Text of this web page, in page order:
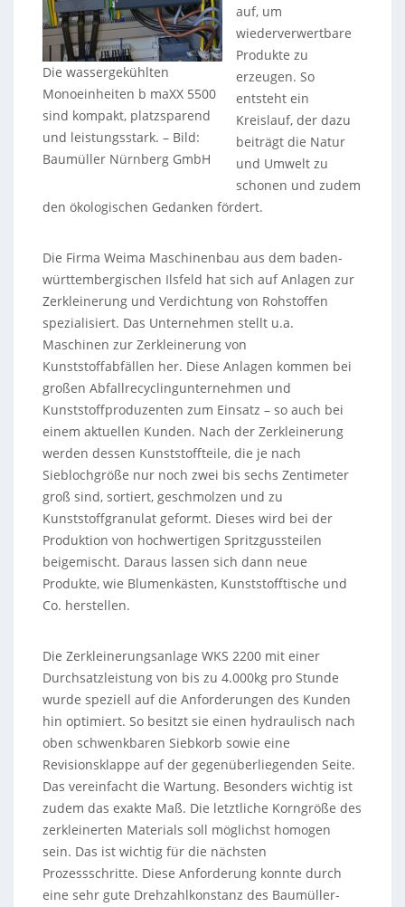
Die wassergekühlten
Monoeinheiten b maXX 5500
sind kompakt, platzsparend
und leistungsstark. – Bild:
Baumüller Nürnberg GmbH
auf, um
wiederverwertbare
Produkte zu
erzeugen. So
entsteht ein
Kreislauf, der dazu
beiträgt die Natur
und Umwelt zu
schonen und zudem
den ökologischen Gedanken fördert.
Die Firma Weima Maschinenbau aus dem baden-
württembergischen Ilsfeld hat sich auf Anlagen zur
Zerkleinerung und Verdichtung von Rohstoffen
spezialisiert. Das Unternehmen stellt u.a.
Maschinen zur Zerkleinerung von
Kunststoffabfällen her. Diese Anlagen kommen bei
großen Abfallrecyclingunternehmen und
Kunststoffproduzenten zum Einsatz – so auch bei
einem aktuellen Kunden. Nach der Zerkleinerung
werden dessen Kunststoffteile, die je nach
Sieblochgröße nur noch zwei bis sechs Zentimeter
groß sind, sortiert, geschmolzen und zu
Kunststoffgranulat geformt. Dieses wird bei der
Produktion von hochwertigen Spritzgussteilen
beigemischt. Daraus lassen sich dann neue
Produkte, wie Blumenkästen, Kunststofftische und
Co. herstellen.
Die Zerkleinerungsanlage WKS 2200 mit einer
Durchsatzleistung von bis zu 4.000kg pro Stunde
wurde speziell auf die Anforderungen des Kunden
hin optimiert. So besitzt sie einen hydraulisch nach
oben schwenkbaren Siebkorb sowie eine
Revisionsklappe auf der gegenüberliegenden Seite.
Das vereinfacht die Wartung. Besonders wichtig ist
zudem das exakte Maß. Die letztliche Korngröße des
zerkleinerten Materials soll möglichst homogen
sein. Das ist wichtig für die nächsten
Prozessschritte. Diese Anforderung konnte durch
eine sehr gute Drehzahlkonstanz des Baumüller-